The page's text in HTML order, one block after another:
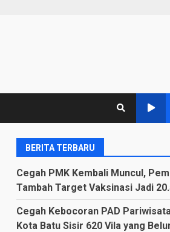
BERITA TERBARU
Cegah PMK Kembali Muncul,
Tambah Target Vaksinasi Jadi
Cegah Kebocoran PAD
Kota Batu Sisir 620 Vila yang